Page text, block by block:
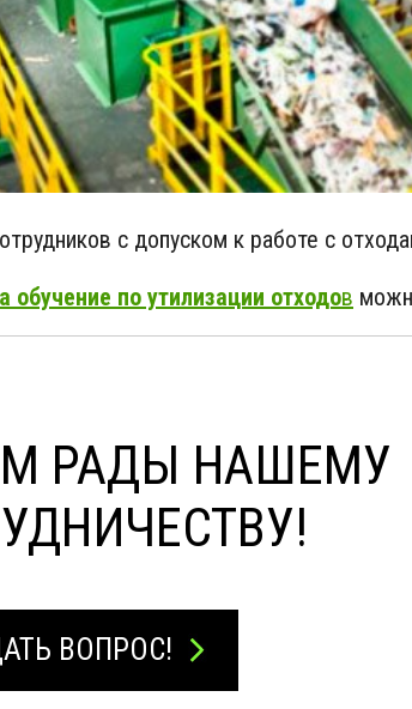
с допуском к работе с
обучение по утилизации отходов
РАДЫ НАШЕМУ
ВОПРОС!